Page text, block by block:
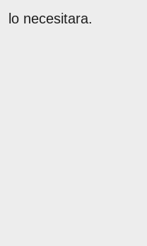
lo necesitara.